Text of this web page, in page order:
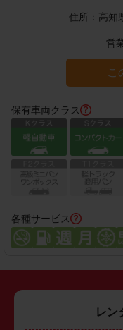
住所： 高知
営
こ
保有車両クラス
各種サービス
レン